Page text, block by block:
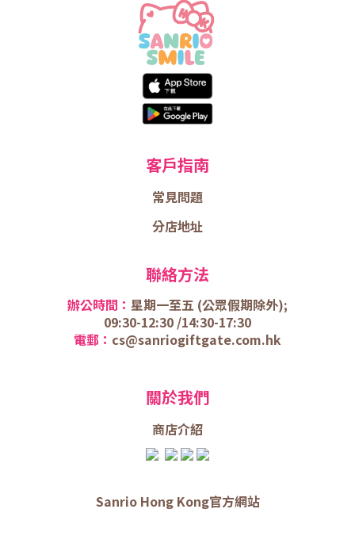
客戶指南
常見問題
分店地址
聯絡方法
辦公時間： 星期一至五 (公眾假期除外);
09:30-12:30 /14:30-17:30
電郵： cs@sanriogiftgate.com.hk
關於我們
商店介紹
Sanrio Hong Kong官方網站